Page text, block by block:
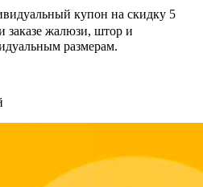
купон на скидку 5
заказе жалюзи, штор и
размерам.